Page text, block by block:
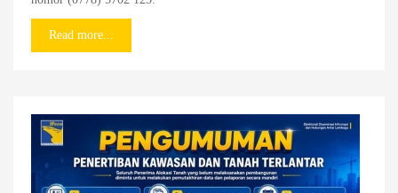
Read more...